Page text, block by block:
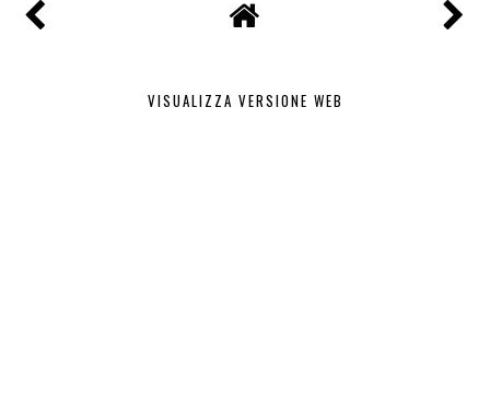
VISUALIZZA VERSIONE WEB